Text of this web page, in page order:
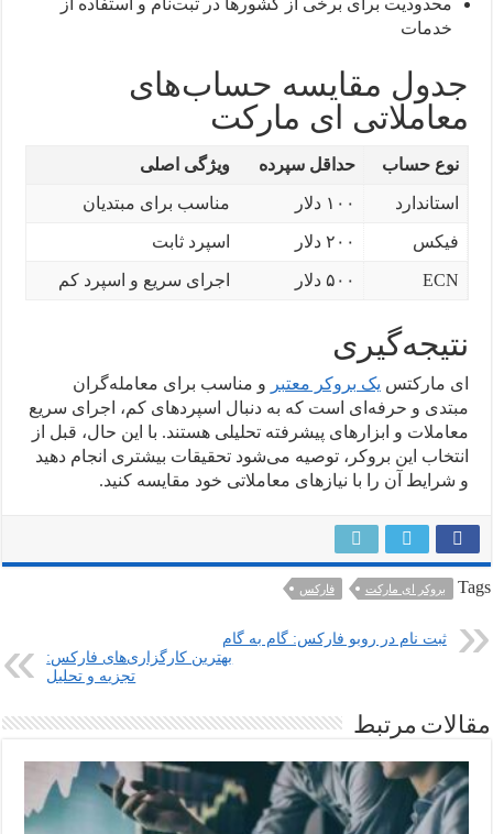
محدودیت برای برخی از کشورها در ثبت‌نام و استفاده از
خدمات
جدول مقایسه حساب‌های
معاملاتی ای مارکت
نوع حساب حداقل سپرده ویژگی اصلی
استاندارد ۱۰۰ دلار مناسب برای مبتدیان
فیکس ۲۰۰ دلار اسپرد ثابت
ECN ۵۰۰ دلار اجرای سریع و اسپرد کم
نتیجه‌گیری
ای مارکتس یک بروکر معتبر و مناسب برای معامله‌گران
مبتدی و حرفه‌ای است که به دنبال اسپردهای کم، اجرای سریع
معاملات و ابزارهای پیشرفته تحلیلی هستند. با این حال، قبل از
انتخاب این بروکر، توصیه می‌شود تحقیقات بیشتری انجام دهید
و شرایط آن را با نیازهای معاملاتی خود مقایسه کنید.
Tags بروکر ای مارکت فارکس
ثبت نام در روبو فارکس: گام به گام
بهترین کارگزاری‌های فارکس:
تجزیه و تحلیل
مقالات مرتبط